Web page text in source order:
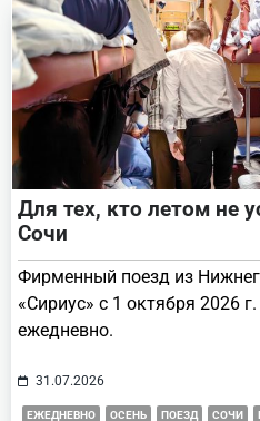
Для тех, кто летом не
Сочи
Фирменный поезд из
«Сириус» с 1 октября 2026
ежедневно.
31.07.2026
ЕЖЕДНЕВНО ОСЕНЬ ПОЕЗД СОЧИ